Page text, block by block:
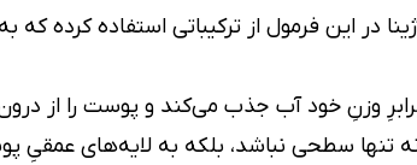
در این فرمول از ترکیباتی استفاده کرده
تنها سطحی نباشد، بلکه به لایه‌های عمقیِ